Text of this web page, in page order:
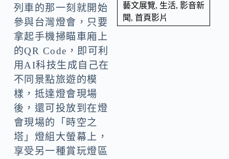
列車的那一刻就開始
參與台灣燈會，只要
拿起手機掃瞄車廂上
的QR Code，即可利
用AI科技生成自己在
不同景點旅遊的模
樣，抵達燈會現場
後，還可投放到在燈
會現場的「時空之
塔」燈組大螢幕上，
享受另一種賞玩燈區
藝文展覽, 生活, 影音新
聞, 首頁影片